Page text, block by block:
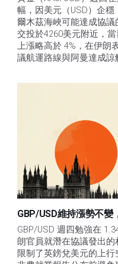
幅，因美元（USD）企
爾木茲海峽可能達成協
交投於4260美元附近，
上漲略高於 4%，在伊朗
議航運路線與阿曼達成諒
GBP/USD維持漲勢不變
GBP/USD 週四勉強在
朗官員就潛在協議發出
限制了英鎊兌美元的上